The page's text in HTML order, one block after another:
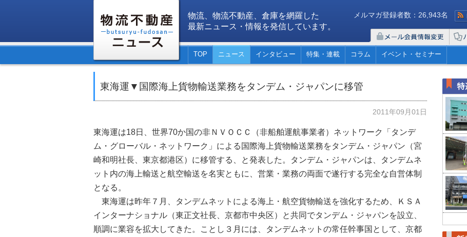
物流、物流不動産、倉庫を網羅した
最新ニュース・情報を発信しています。
メルマガ登録者数：26,943名
TOP ニュース インタビュー 特集・連載 コラム イベント・セミナー
東海運▼国際海上貨物輸送業務をタンデム・ジャパンに移管
2011年09月01日
東海運は18日、世界70か国の非ＮＶＯＣＣ（非船舶運航事業者）ネットワーク「タンデ
ム・グローバル・ネットワーク」による国際海上貨物輸送業務をタンデム・ジャパン（宮
崎和明社長、東京都港区）に移管する、と発表した。タンデム・ジャパンは、タンデムネ
ット内の海上輸送と航空輸送を名実ともに、営業・業務の両面で遂行する完全な自営体制
となる。
東海運は昨年７月、タンデムネットによる海上・航空貨物輸送を強化するため、ＫＳＡ
インターナショナル（東正文社長、京都市中央区）と共同でタンデム・ジャパンを設立、
順調に業容を拡大してきた。ことし３月には、タンデムネットの常任幹事国として、京都